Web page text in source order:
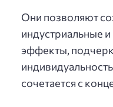
Они позволяют
индустриальные
эффекты,
сочетается с